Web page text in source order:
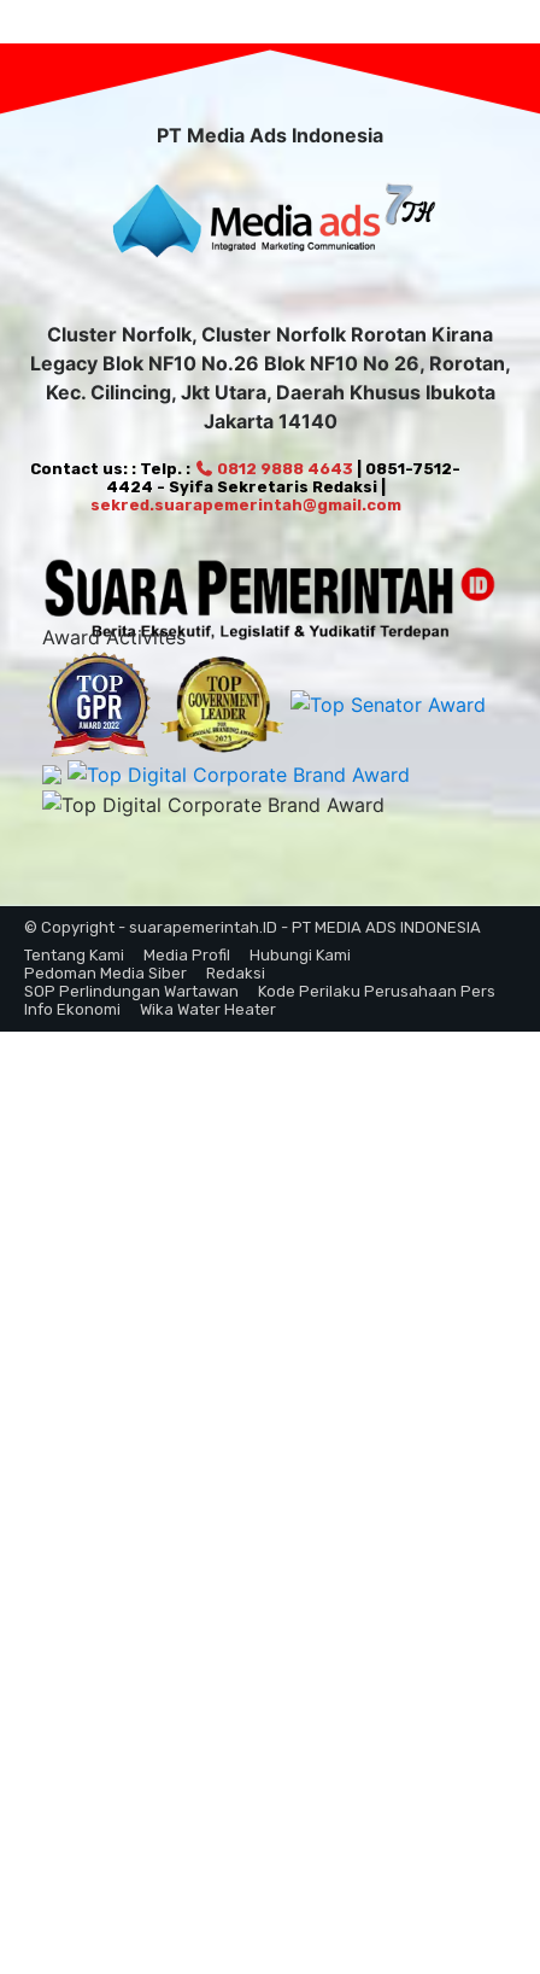
PT Media Ads Indonesia
Cluster Norfolk, Cluster Norfolk Rorotan Kirana
Legacy Blok NF10 No.26 Blok NF10 No 26, Rorotan,
Kec. Cilincing, Jkt Utara, Daerah Khusus Ibukota
Jakarta 14140
Contact us: : Telp. : 0812 9888 4643 | 0851-7512-
4424 - Syifa Sekretaris Redaksi |
sekred.suarapemerintah@gmail.com
Award Activites
© Copyright - suarapemerintah.ID - PT MEDIA ADS INDONESIA
Tentang Kami
Media Profil
Hubungi Kami
Pedoman Media Siber
Redaksi
SOP Perlindungan Wartawan
Kode Perilaku Perusahaan Pers
Info Ekonomi
Wika Water Heater